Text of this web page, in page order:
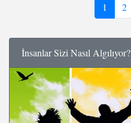
1 2
İnsanlar Sizi Nasıl Algılıyor?